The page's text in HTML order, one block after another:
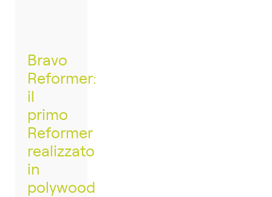
Bravo
Reformer:
il
primo
Reformer
realizzato
in
polywood